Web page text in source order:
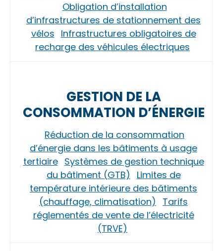
Obligation d’installation
d’infrastructures de stationnement des
vélos Infrastructures obligatoires de
recharge des véhicules électriques
GESTION DE LA
CONSOMMATION D’ÉNERGIE
Réduction de la consommation
d’énergie dans les bâtiments à usage
tertiaire Systèmes de gestion technique
du bâtiment (GTB)
Limites de
température intérieure des bâtiments
(chauffage, climatisation)
Tarifs
réglementés de vente de l’électricité
(TRVE)